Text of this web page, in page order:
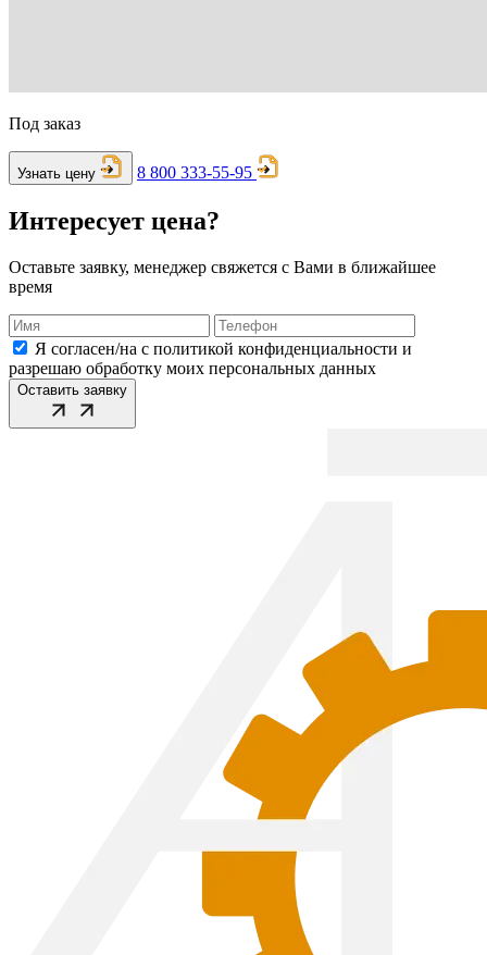
Под заказ
Узнать цену 8 800 333-55-95
Интересует цена?
Оставьте заявку, менеджер свяжется с Вами в ближайшее
время
Я согласен/на с политикой конфиденциальности и
разрешаю обработку моих персональных данных
Оставить заявку